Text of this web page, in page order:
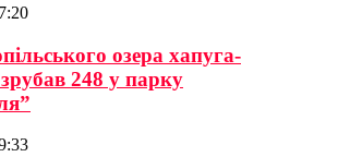
озера хапуга-
248 у парку